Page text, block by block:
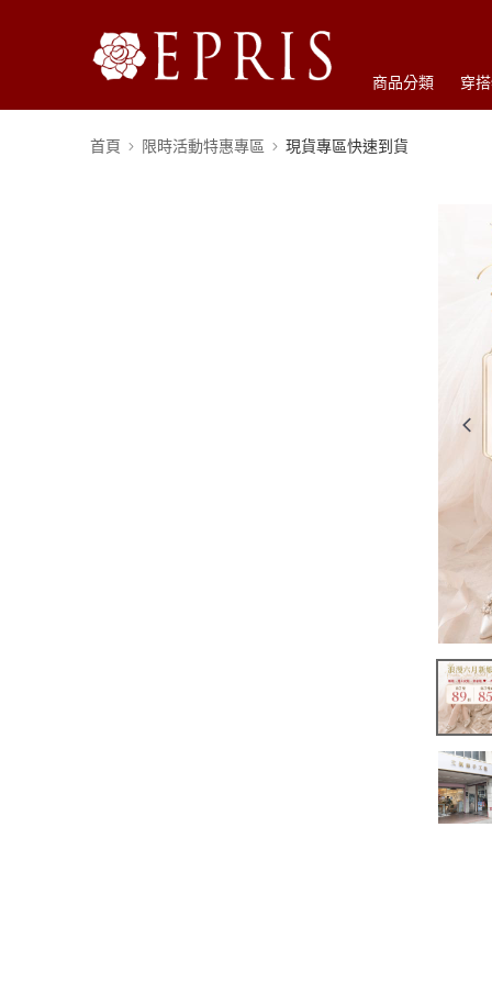
商品分類 穿
首頁 限時活動特惠專區 現貨專區快速到貨